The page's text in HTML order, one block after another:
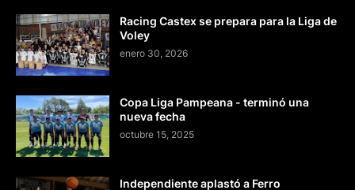
Racing Castex se prepara para la Liga de
Voley
enero 30, 2026
Copa Liga Pampeana - terminó una
nueva fecha
octubre 15, 2025
Independiente aplastó a Ferro